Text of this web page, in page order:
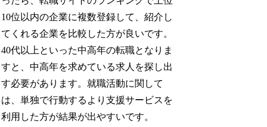
10位以内の企業に複数登録して、紹介し
てくれる企業を比較した方が良いです。
40代以上といった中高年の転職となりま
すと、中高年を求めている求人を探し出
す必要があります。就職活動に関して
は、単独で行動するより支援サービスを
利用した方が結果が出やすいです。